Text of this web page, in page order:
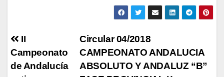
Navegación
de
Circular 04/2018
CAMPEONATO ANDALUCIA
ABSOLUTO Y ANDALUZ “B”
II
Campeonato
de Andalucía